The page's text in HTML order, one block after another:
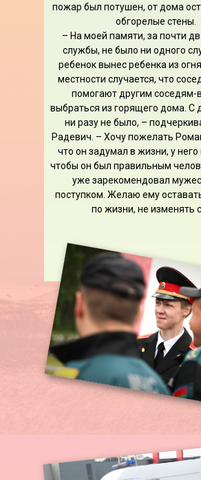
пожар был потушен, от дома
обгорелые стены.
– На моей памяти, за почти
службы, не было ни одного
ребенок вынес ребенка из
местности случается, что
помогают другим соседям-
выбраться из горящего дома. С
ни разу не было, –
Радевич. – Хочу пожелать
что он задумал в жизни, у него
чтобы он был правильным
уже зарекомендовал
поступком. Желаю ему
по жизни, не изменять